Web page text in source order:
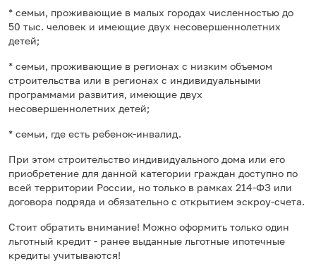
* семьи, проживающие в малых городах численностью до
50 тыс. человек и имеющие двух несовершеннолетних
детей;
* семьи, проживающие в регионах с низким объемом
строительства или в регионах с индивидуальными
программами развития, имеющие двух
несовершеннолетних детей;
* семьи, где есть ребенок-инвалид.
При этом строительство индивидуального дома или его
приобретение для данной категории граждан доступно по
всей территории России, но только в рамках 214-ФЗ или
договора подряда и обязательно с открытием эскроу-счета.
Стоит обратить внимание! Можно оформить только один
льготный кредит - ранее выданные льготные ипотечные
кредиты учитываются!